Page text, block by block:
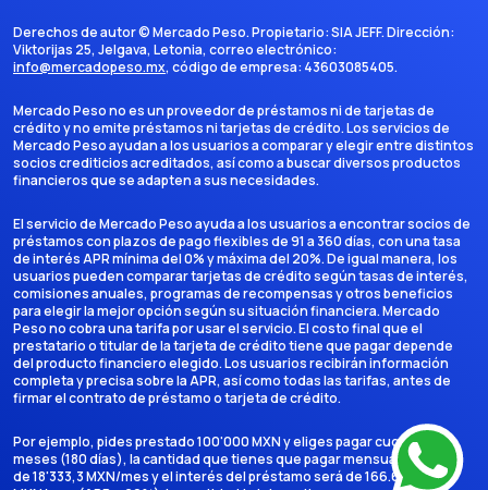
Derechos de autor ©Mercado Peso. Propietario:SIA JEFF. Dirección:
Viktorijas 25, Jelgava, Letonia, correo electrónico:
info@mercadopeso.mx, código de empresa: 43603085405.
Mercado Peso no es un proveedor de préstamos ni de tarjetas de
crédito y no emite préstamos ni tarjetas de crédito. Los servicios de
Mercado Peso ayudan a los usuarios a comparar y elegir entre distintos
socios crediticios acreditados, así como a buscar diversos productos
financieros que se adapten a sus necesidades.
El servicio de Mercado Peso ayuda a los usuarios a encontrar socios de
préstamos con plazos de pago flexibles de 91 a 360 días, con una tasa
de interés APR mínima del 0% y máxima del 20%. De igual manera, los
usuarios pueden comparar tarjetas de crédito según tasas de interés,
comisiones anuales, programas de recompensas y otros beneficios
para elegir la mejor opción según su situación financiera. Mercado
Peso no cobra una tarifa por usar el servicio. El costo final que el
prestatario o titular de la tarjeta de crédito tiene que pagar depende
del producto financiero elegido. Los usuarios recibirán información
completa y precisa sobre la APR, así como todas las tarifas, antes de
firmar el contrato de préstamo o tarjeta de crédito.
Por ejemplo, pides prestado 100'000 MXN y eliges pagar cuotas en 6
meses (180 días), la cantidad que tienes que pagar mensualmente es
de 18'333,3 MXN/mes y el interés del préstamo será de 166.666,7